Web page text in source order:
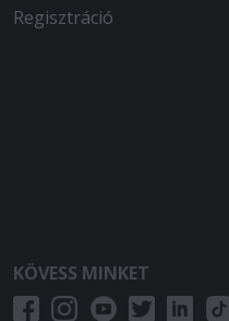
2.5 óra
szaft nélküli
legalább jól
hogy legyen
Nem kaptam
Regisztráció
KÖVESS MINKET